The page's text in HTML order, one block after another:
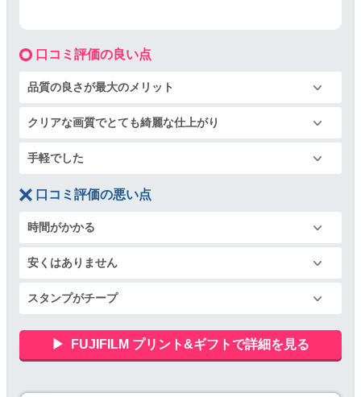
口コミ評価の良い点
品質の良さが最大のメリット
クリアな画質でとても綺麗な仕上がり
手軽でした
口コミ評価の悪い点
時間がかかる
安くはありません
スタンプがチープ
FUJIFILM プリント&ギフトで詳細を見る